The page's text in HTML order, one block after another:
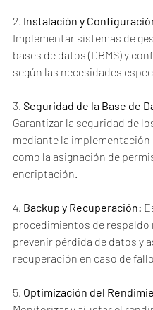
2. Instalación y
Implementar sistemas de
bases de datos (DBMS) y
según las necesidades
3. Seguridad de la Base de
Garantizar la seguridad de
mediante la implementación
como la asignación de
encriptación.
4. Backup y Recuperación:
procedimientos de respaldo
prevenir pérdida de datos y
recuperación en caso de
5. Optimización del